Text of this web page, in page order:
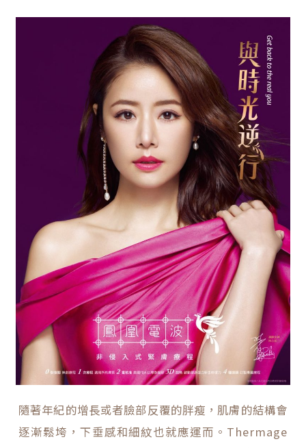
隨著年紀的增長或者臉部反覆的胖瘦，肌膚的結構會
逐漸鬆垮，下垂感和細紋也就應運而。Thermage